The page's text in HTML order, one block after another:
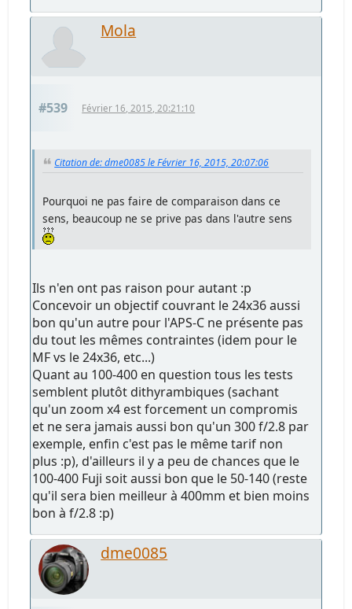
Mola
#539 Février 16, 2015, 20:21:10
Citation de: dme0085 le Février 16, 2015, 20:07:06
Pourquoi ne pas faire de comparaison dans ce
sens, beaucoup ne se prive pas dans l'autre sens
Ils n'en ont pas raison pour autant :p
Concevoir un objectif couvrant le 24x36 aussi
bon qu'un autre pour l'APS-C ne présente pas
du tout les mêmes contraintes (idem pour le
MF vs le 24x36, etc...)
Quant au 100-400 en question tous les tests
semblent plutôt dithyrambiques (sachant
qu'un zoom x4 est forcement un compromis
et ne sera jamais aussi bon qu'un 300 f/2.8 par
exemple, enfin c'est pas le même tarif non
plus :p), d'ailleurs il y a peu de chances que le
100-400 Fuji soit aussi bon que le 50-140 (reste
qu'il sera bien meilleur à 400mm et bien moins
bon à f/2.8 :p)
dme0085